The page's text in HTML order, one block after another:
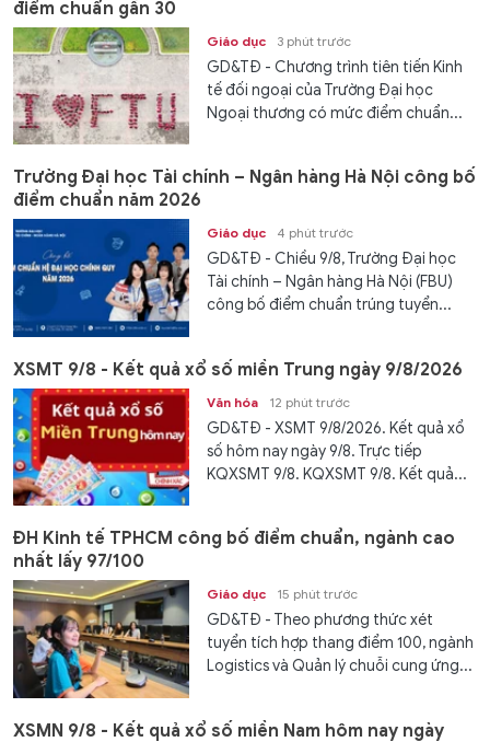
điểm chuẩn gần 30
Giáo dục 3 phút trước
GD&TĐ - Chương trình tiên tiến Kinh
tế đối ngoại của Trường Đại học
Ngoại thương có mức điểm chuẩn...
Trường Đại học Tài chính – Ngân hàng Hà Nội công bố
điểm chuẩn năm 2026
Giáo dục 4 phút trước
GD&TĐ - Chiều 9/8, Trường Đại học
Tài chính – Ngân hàng Hà Nội (FBU)
công bố điểm chuẩn trúng tuyển...
XSMT 9/8 - Kết quả xổ số miền Trung ngày 9/8/2026
Văn hóa 12 phút trước
GD&TĐ - XSMT 9/8/2026. Kết quả xổ
số hôm nay ngày 9/8. Trực tiếp
KQXSMT 9/8. KQXSMT 9/8. Kết quả...
ĐH Kinh tế TPHCM công bố điểm chuẩn, ngành cao
nhất lấy 97/100
Giáo dục 15 phút trước
GD&TĐ - Theo phương thức xét
tuyển tích hợp thang điểm 100, ngành
Logistics và Quản lý chuỗi cung ứng...
XSMN 9/8 - Kết quả xổ số miền Nam hôm nay ngày